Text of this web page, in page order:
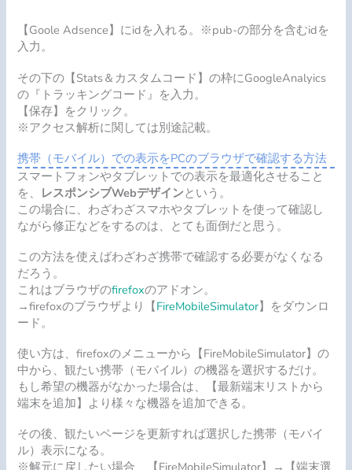
【Goole Adsence】にidを入れる。※pub-の部分を含むidを
入力。
その下の【Stats＆カスタムコード】の枠にGoogleAnalyics
の『トラッキングコード』を入力。
【保存】をクリック。
※アクセス解析に関しては別途記載。
携帯（モバイル）での表示をPCのブラウザで確認する方法
スマートフォンやタブレットでの表示を最適化させること
を、 レスポンシブWebデザインという。
この場合に、わざわざスマホやタブレットを使って確認し
ながら修正などをするのは、とても面倒だと思う。
この方法を使えばわざわざ携帯で確認する必要がなくなる
だろう。
これはブラウザのfirefoxのアドオン。
→firefoxのブラウザより【FireMobileSimulator】をダウンロ
ード。
使い方は、firefoxのメニューから【FireMobileSimulator】の
中から、観たい携帯（モバイル）の機器を選択するだけ。
もし希望の機器がなかった場合は、【最新端末リストから
端末を追加】より様々な機器を追加できる。
その後、観たいページを更新すれば選択した携帯（モバイ
ル）表示になる。